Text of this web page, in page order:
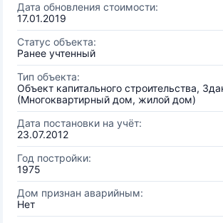
Дата обновления стоимости:
17.01.2019
Статус объекта:
Ранее учтенный
Тип объекта:
Объект капитального строительства,
(Многоквартирный дом, жилой дом)
Дата постановки на учёт:
23.07.2012
Год постройки:
1975
Дом признан аварийным:
Нет